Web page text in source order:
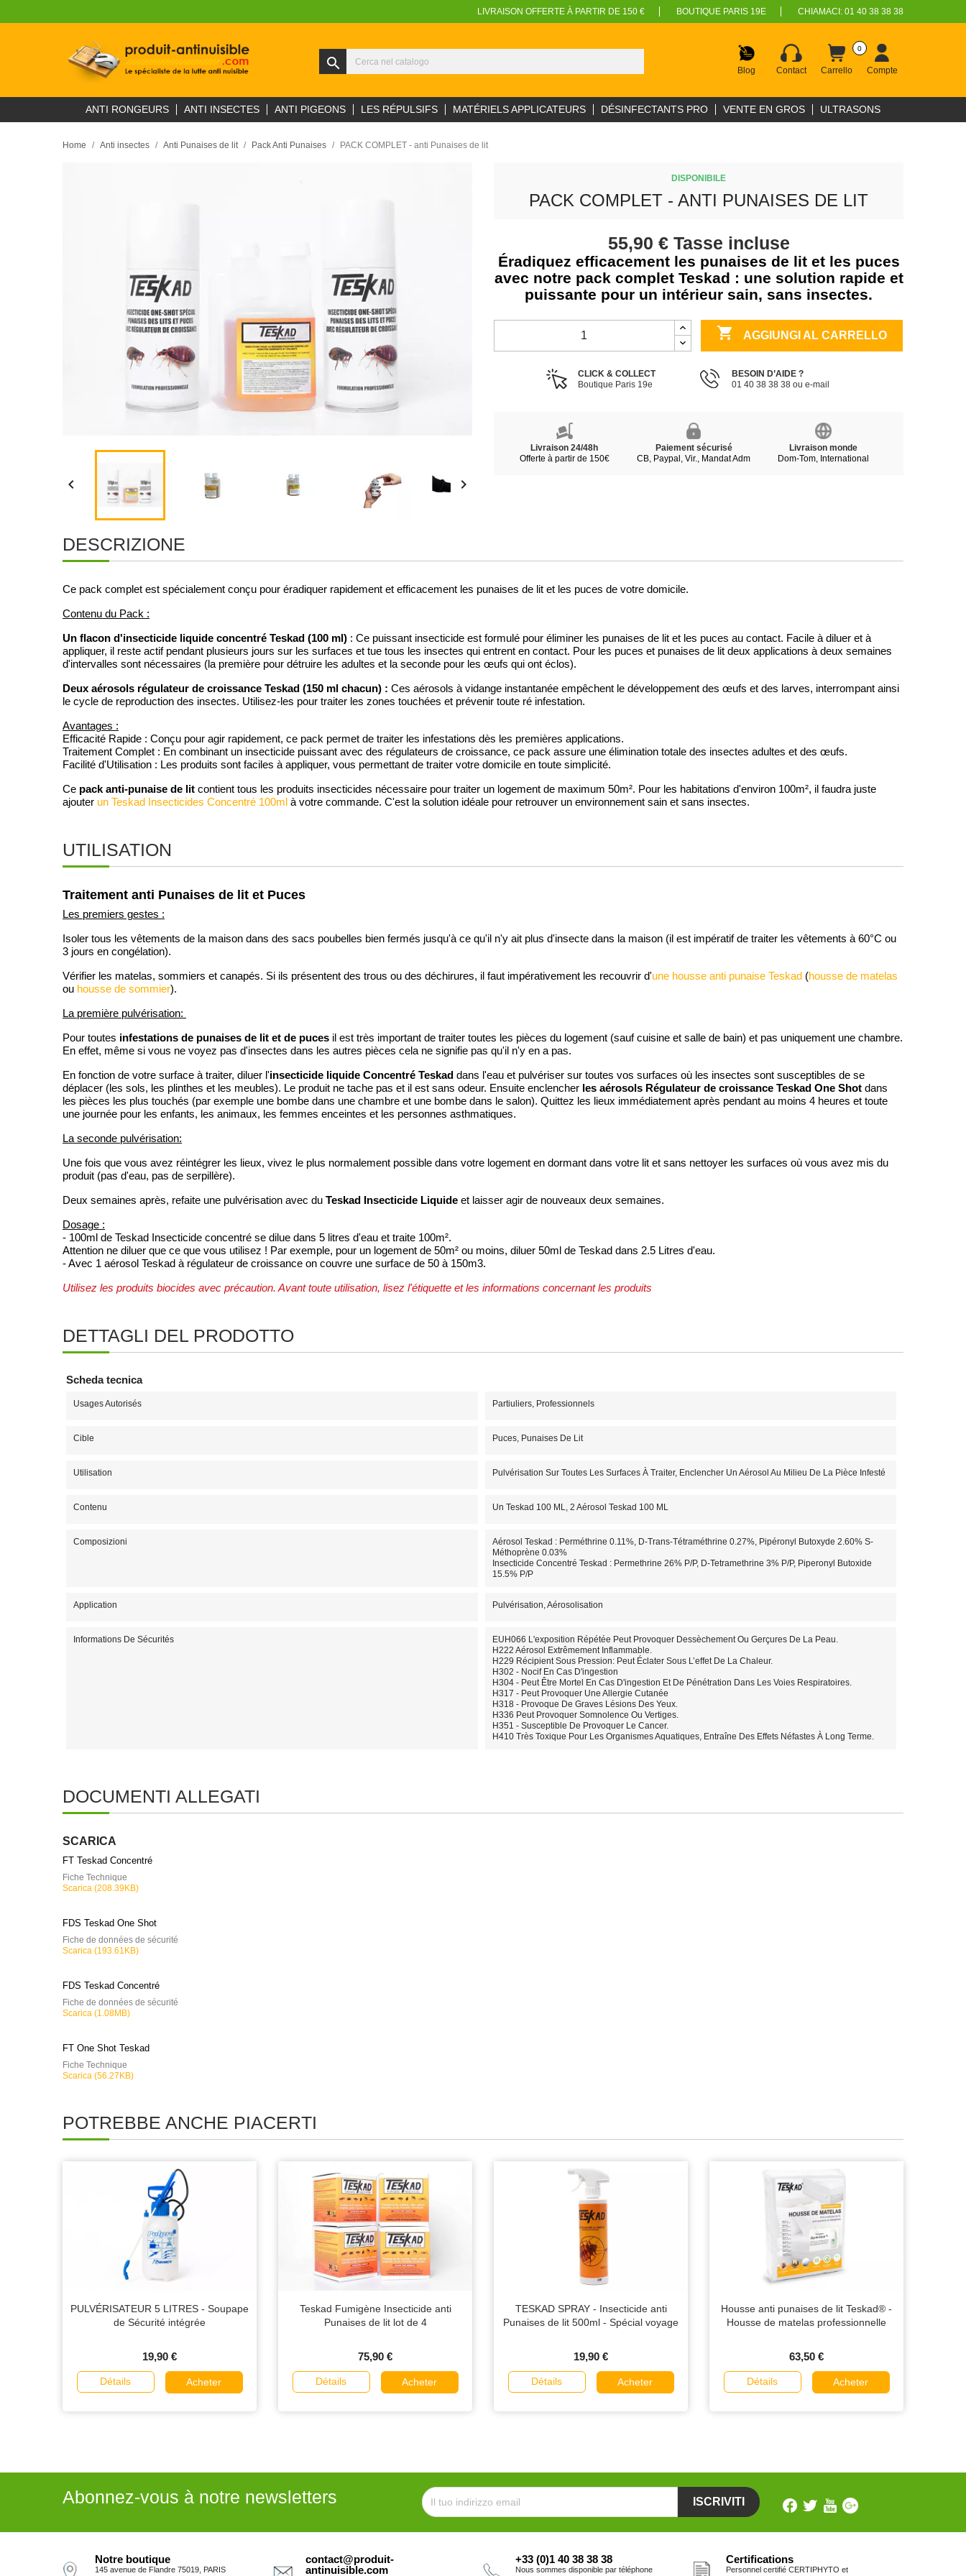
LIVRAISON OFFERTE À PARTIR DE 150 € BOUTIQUE PARIS 19E CHIAMACI: 01 40 38 38 38
search Blog Contact Carrello
0
Compte
ANTI RONGEURS ANTI INSECTES ANTI PIGEONS LES RÉPULSIFS MATÉRIELS APPLICATEURS DÉSINFECTANTS PRO VENTE EN GROS ULTRASONS
Home Anti insectes Anti Punaises de lit Pack Anti Punaises PACK COMPLET - anti Punaises de lit
 
DISPONIBILE
PACK COMPLET - ANTI PUNAISES DE LIT
55,90 € Tasse incluse
Éradiquez efficacement les punaises de lit et les puces
avec notre pack complet Teskad : une solution rapide et
puissante pour un intérieur sain, sans insectes.
 AGGIUNGI AL CARRELLO
CLICK & COLLECT
Boutique Paris 19e
BESOIN D’AIDE ?
01 40 38 38 38 ou e-mail
Livraison 24/48h
Offerte à partir de 150€
Paiement sécurisé
CB, Paypal, Vir., Mandat Adm
Livraison monde
Dom-Tom, International
DESCRIZIONE
Ce pack complet est spécialement conçu pour éradiquer rapidement et efficacement les punaises de lit et les puces de votre domicile.
Contenu du Pack :
Un flacon d'insecticide liquide concentré Teskad (100 ml) : Ce puissant insecticide est formulé pour éliminer les punaises de lit et les puces au contact. Facile à diluer et à
appliquer, il reste actif pendant plusieurs jours sur les surfaces et tue tous les insectes qui entrent en contact. Pour les puces et punaises de lit deux applications à deux semaines
d'intervalles sont nécessaires (la première pour détruire les adultes et la seconde pour les œufs qui ont éclos).
Deux aérosols régulateur de croissance Teskad (150 ml chacun) : Ces aérosols à vidange instantanée empêchent le développement des œufs et des larves, interrompant ainsi
le cycle de reproduction des insectes. Utilisez-les pour traiter les zones touchées et prévenir toute ré infestation.
Avantages :
Efficacité Rapide : Conçu pour agir rapidement, ce pack permet de traiter les infestations dès les premières applications.
Traitement Complet : En combinant un insecticide puissant avec des régulateurs de croissance, ce pack assure une élimination totale des insectes adultes et des œufs.
Facilité d'Utilisation : Les produits sont faciles à appliquer, vous permettant de traiter votre domicile en toute simplicité.
Ce pack anti-punaise de lit contient tous les produits insecticides nécessaire pour traiter un logement de maximum 50m². Pour les habitations d'environ 100m², il faudra juste
ajouter un Teskad Insecticides Concentré 100ml à votre commande. C'est la solution idéale pour retrouver un environnement sain et sans insectes.
UTILISATION
Traitement anti Punaises de lit et Puces
Les premiers gestes :
Isoler tous les vêtements de la maison dans des sacs poubelles bien fermés jusqu'à ce qu'il n'y ait plus d'insecte dans la maison (il est impératif de traiter les vêtements à 60°C ou
3 jours en congélation).
Vérifier les matelas, sommiers et canapés. Si ils présentent des trous ou des déchirures, il faut impérativement les recouvrir d'une housse anti punaise Teskad (housse de matelas
ou housse de sommier).
La première pulvérisation:
Pour toutes infestations de punaises de lit et de puces il est très important de traiter toutes les pièces du logement (sauf cuisine et salle de bain) et pas uniquement une chambre.
En effet, même si vous ne voyez pas d'insectes dans les autres pièces cela ne signifie pas qu'il n'y en a pas.
En fonction de votre surface à traiter, diluer l'insecticide liquide Concentré Teskad dans l'eau et pulvériser sur toutes vos surfaces où les insectes sont susceptibles de se
déplacer (les sols, les plinthes et les meubles). Le produit ne tache pas et il est sans odeur. Ensuite enclencher les aérosols Régulateur de croissance Teskad One Shot dans
les pièces les plus touchés (par exemple une bombe dans une chambre et une bombe dans le salon). Quittez les lieux immédiatement après pendant au moins 4 heures et toute
une journée pour les enfants, les animaux, les femmes enceintes et les personnes asthmatiques.
La seconde pulvérisation:
Une fois que vous avez réintégrer les lieux, vivez le plus normalement possible dans votre logement en dormant dans votre lit et sans nettoyer les surfaces où vous avez mis du
produit (pas d'eau, pas de serpillère).
Deux semaines après, refaite une pulvérisation avec du Teskad Insecticide Liquide et laisser agir de nouveaux deux semaines.
Dosage :
- 100ml de Teskad Insecticide concentré se dilue dans 5 litres d'eau et traite 100m².
Attention ne diluer que ce que vous utilisez ! Par exemple, pour un logement de 50m² ou moins, diluer 50ml de Teskad dans 2.5 Litres d'eau.
- Avec 1 aérosol Teskad à régulateur de croissance on couvre une surface de 50 à 150m3.
Utilisez les produits biocides avec précaution. Avant toute utilisation, lisez l'étiquette et les informations concernant les produits
DETTAGLI DEL PRODOTTO
Scheda tecnica
Usages Autorisés Partiuliers, Professionnels
Cible Puces, Punaises De Lit
Utilisation Pulvérisation Sur Toutes Les Surfaces À Traiter, Enclencher Un Aérosol Au Milieu De La Pièce Infesté
Contenu Un Teskad 100 ML, 2 Aérosol Teskad 100 ML
Composizioni
Aérosol Teskad : Perméthrine 0.11%, D-Trans-Tétraméthrine 0.27%, Pipéronyl Butoxyde 2.60% S-
Méthoprène 0.03%
Insecticide Concentré Teskad : Permethrine 26% P/P, D-Tetramethrine 3% P/P, Piperonyl Butoxide
15.5% P/P
Application Pulvérisation, Aérosolisation
Informations De Sécurités
EUH066 L'exposition Répétée Peut Provoquer Dessèchement Ou Gerçures De La Peau.
H222 Aérosol Extrêmement Inflammable.
H229 Récipient Sous Pression: Peut Éclater Sous L’effet De La Chaleur.
H302 - Nocif En Cas D'ingestion
H304 - Peut Être Mortel En Cas D'ingestion Et De Pénétration Dans Les Voies Respiratoires.
H317 - Peut Provoquer Une Allergie Cutanée
H318 - Provoque De Graves Lésions Des Yeux.
H336 Peut Provoquer Somnolence Ou Vertiges.
H351 - Susceptible De Provoquer Le Cancer.
H410 Très Toxique Pour Les Organismes Aquatiques, Entraîne Des Effets Néfastes À Long Terme.
DOCUMENTI ALLEGATI
SCARICA
FT Teskad Concentré
Fiche Technique
Scarica (208.39KB)
FDS Teskad One Shot
Fiche de données de sécurité
Scarica (193.61KB)
FDS Teskad Concentré
Fiche de données de sécurité
Scarica (1.08MB)
FT One Shot Teskad
Fiche Technique
Scarica (56.27KB)
POTREBBE ANCHE PIACERTI
PULVÉRISATEUR 5 LITRES - Soupape
de Sécurité intégrée
19,90 €
Détails Acheter
Teskad Fumigène Insecticide anti
Punaises de lit lot de 4
75,90 €
Détails Acheter
TESKAD SPRAY - Insecticide anti
Punaises de lit 500ml - Spécial voyage
19,90 €
Détails Acheter
Housse anti punaises de lit Teskad® -
Housse de matelas professionnelle
63,50 €
Détails Acheter
Abonnez-vous à notre newsletters
Notre boutique
145 avenue de Flandre 75019, PARIS
contact@produit-
antinuisible.com
+33 (0)1 40 38 38 38
Nous sommes disponible par téléphone
Certifications
Personnel certifié CERTIPHYTO et